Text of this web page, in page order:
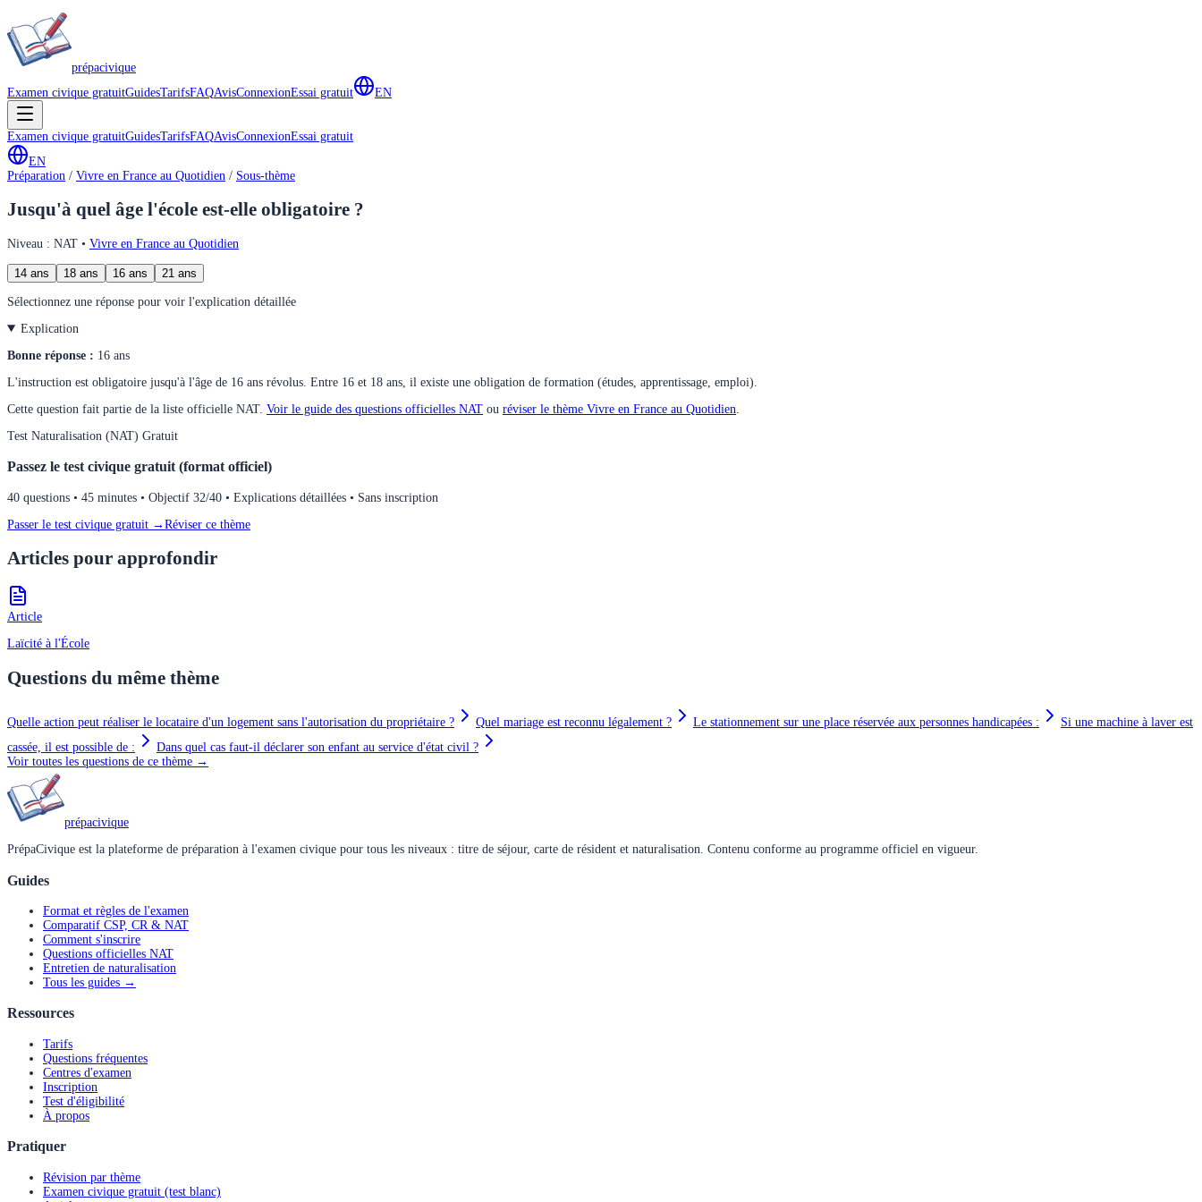
prépacivique
Examen civique gratuitGuidesTarifsFAQAvisConnexionEssai gratuit EN
Examen civique gratuitGuidesTarifsFAQAvisConnexionEssai gratuit
EN
Préparation / Vivre en France au Quotidien / Sous-thème
Jusqu'à quel âge l'école est-elle obligatoire ?
Niveau : NAT • Vivre en France au Quotidien
14 ans 18 ans 16 ans 21 ans
Sélectionnez une réponse pour voir l'explication détaillée
Explication
Bonne réponse : 16 ans
L'instruction est obligatoire jusqu'à l'âge de 16 ans révolus. Entre 16 et 18 ans, il existe une obligation de formation (études, apprentissage, emploi).
Cette question fait partie de la liste officielle NAT. Voir le guide des questions officielles NAT ou réviser le thème Vivre en France au Quotidien
Test Naturalisation (NAT) Gratuit
Passez le test civique gratuit (format officiel)
40 questions • 45 minutes • Objectif 32/40 • Explications détaillées • Sans inscription
Passer le test civique gratuit → Réviser ce thème
Articles pour approfondir
Article
Laïcité à l'École
Questions du même thème
Quelle action peut réaliser le locataire d'un logement sans l'autorisation du propriétaire ? Quel mariage est reconnu légalement ? Le stationnement sur une place réservée aux personnes handicapées :
Si une machine à laver est
cassée, il est possible de :
Dans quel cas faut-il déclarer son enfant au service d'état civil ?
Voir toutes les questions de ce thème →
prépacivique
PrépaCivique est la plateforme de préparation à l'examen civique pour tous les niveaux : titre de séjour, carte de résident et naturalisation. Contenu conforme au programme officiel en vigueur.
Guides
Format et règles de l'examen
Comparatif CSP, CR & NAT
Comment s'inscrire
Questions officielles NAT
Entretien de naturalisation
Tous les guides →
Ressources
Tarifs
Questions fréquentes
Centres d'examen
Inscription
Test d'éligibilité
À propos
Pratiquer
Révision par thème
Examen civique gratuit (test blanc)